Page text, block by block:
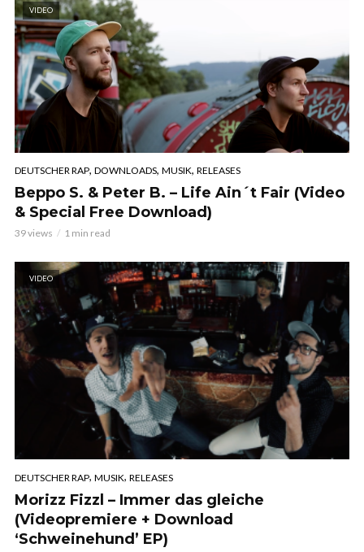
VIDEO
DEUTSCHER RAP, DOWNLOADS, MUSIK, RELEASES
Beppo S. & Peter B. – Life Ain´t Fair (Video
& Special Free Download)
39 views 1 min read
VIDEO
DEUTSCHER RAP, MUSIK, RELEASES
Morizz Fizzl – Immer das gleiche
(Videopremiere + Download
‘Schweinehund’ EP)